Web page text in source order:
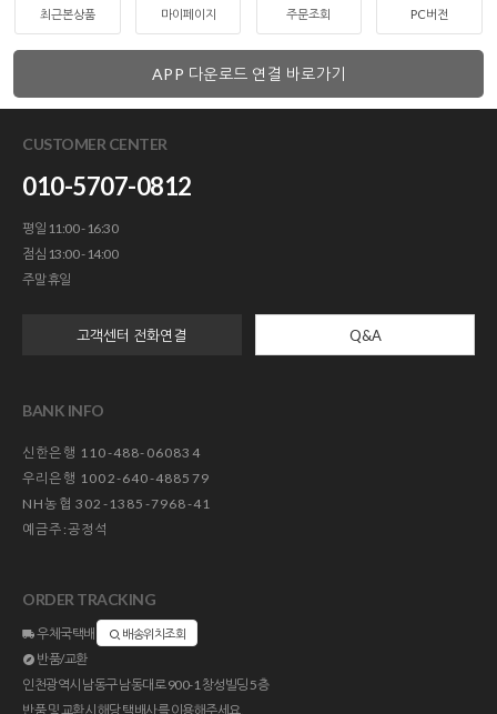
최근본상품 마이페이지 주문조회 PC버전
APP 다운로드 연결 바로가기
CUSTOMER CENTER
010-5707-0812
평일 11:00 - 16:30
점심 13:00 - 14:00
주말 휴일
고객센터 전화연결 Q&A
BANK INFO
신한은행 110-488-060834
우리은행 1002-640-488579
NH농협 302-1385-7968-41
예금주:공정석
ORDER TRACKING
우체국택배 배송위치조회
반품/교환
인천광역시 남동구 남동대로 900-1 창성빌딩 5층
반품 및 교환시 해당 택배사를 이용해주세요.